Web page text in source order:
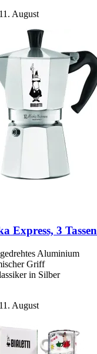
August
Express, 3 Tassen
Aluminium
Griff
in Silber
August